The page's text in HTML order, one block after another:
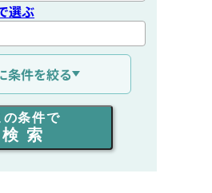
選ぶ
ぶ
を選ぶ
条件を絞る
の条件で
検索